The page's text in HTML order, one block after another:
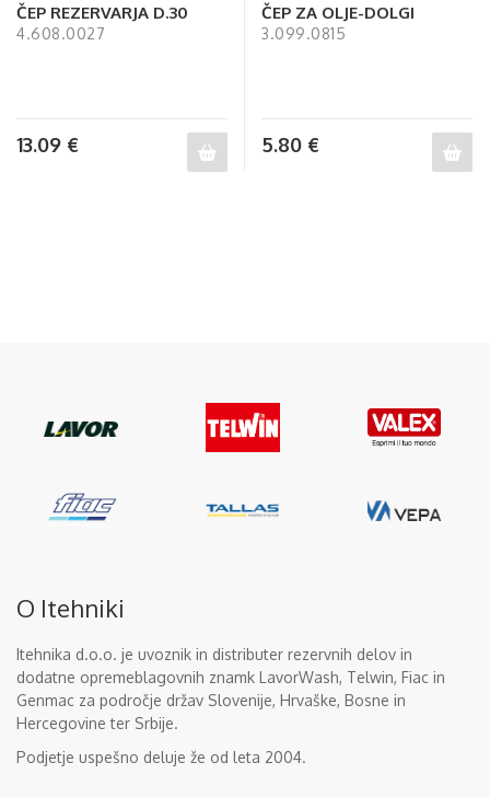
ČEP REZERVARJA D.30
4.608.0027
13.09 €
ČEP ZA OLJE-DOLGI
3.099.0815
5.80 €
O Itehniki
Itehnika d.o.o. je uvoznik in distributer rezervnih delov in
dodatne opremeblagovnih znamk LavorWash, Telwin, Fiac in
Genmac za področje držav Slovenije, Hrvaške, Bosne in
Hercegovine ter Srbije.
Podjetje uspešno deluje že od leta 2004.